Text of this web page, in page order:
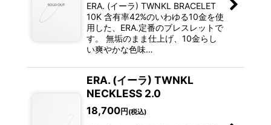
ERA. (イーラ) TWNKL BRACELET
10K 含有率42%のいわゆる10金を使
用した、ERA.定番のブレスレットで
す。 無垢のまま仕上げ、10金らし
い爽やかな色味…
ERA. (イーラ) TWNKL
NECKLESS 2.0
18,700円 (税込)